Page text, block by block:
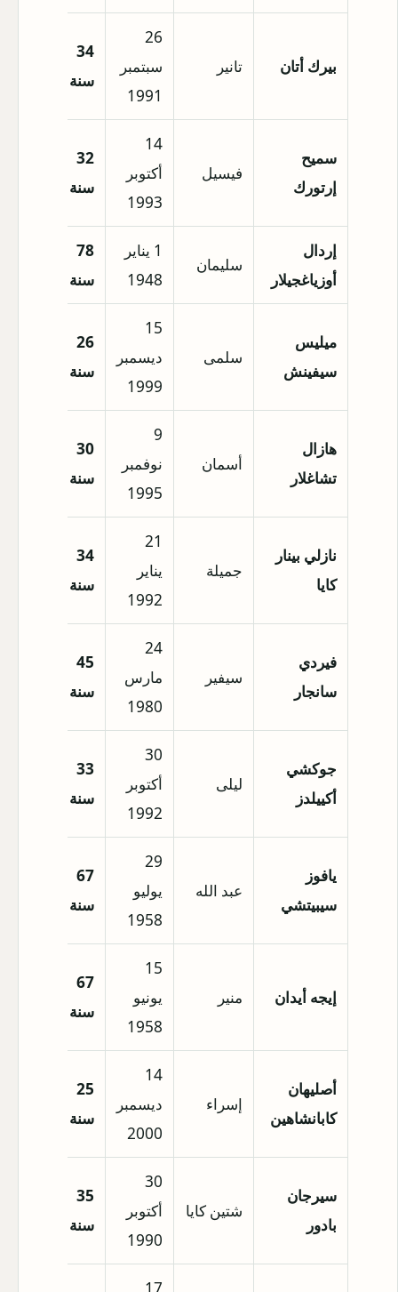
بيرك أتان تانير
26
سبتمبر
1991
34
سنة
سميح
إرتورك
فيسيل
14
أكتوبر
1993
32
سنة
إردال
أوزياغجيلار
سليمان
1 يناير
1948
78
سنة
ميليس
سيفينش
سلمى
15
ديسمبر
1999
26
سنة
هازال
تشاغلار
أسمان
9
نوفمبر
1995
30
سنة
نازلي بينار
كايا
جميلة
21
يناير
1992
34
سنة
فيردي
سانجار
سيفير
24
مارس
1980
45
سنة
جوكشي
أكييلدز
ليلى
30
أكتوبر
1992
33
سنة
يافوز
سيبيتشي
عبد الله
29
يوليو
1958
67
سنة
إيجه أيدان منير
15
يونيو
1958
67
سنة
أصليهان
كابانشاهين
إسراء
14
ديسمبر
2000
25
سنة
سيرجان
بادور
شتين كايا
30
أكتوبر
1990
35
سنة
17